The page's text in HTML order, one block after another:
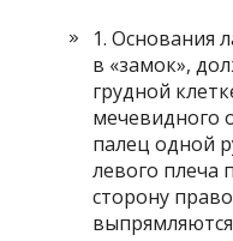
1. Основания
в «замок»,
грудной
мечевидного
палец одной
левого плеча
сторону
выпрямляются